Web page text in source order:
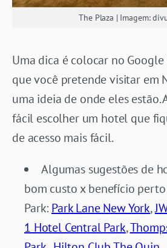
The Plaza | Imagem:
Uma dica é colocar no
que você pretende visitar em
uma ideia de onde eles estão.
fácil escolher um hotel que
de acesso mais fácil.
Algumas sugestões de
bom custo x benefício
Park: Park Lane New York,
1 Hotel Central Park,